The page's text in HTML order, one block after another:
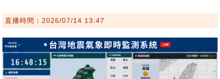
直播時間：2026/07/14 13:47